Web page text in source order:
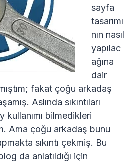
sayfa
tasarımı
nın nasıl
yapılac
ağına
dair
fakat çoğu arkadaş
Aslında sıkıntıları
kullanımı bilmedikleri
Ama çoğu arkadaş bunu
sıkıntı çekmiş. Bu
da anlatıldığı için